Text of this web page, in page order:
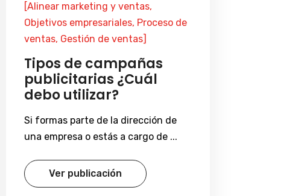
[Alinear marketing y ventas,
Objetivos empresariales, Proceso de
ventas, Gestión de ventas]
Tipos de campañas
publicitarias ¿Cuál
debo utilizar?
Si formas parte de la dirección de
una empresa o estás a cargo de ...
Ver publicación